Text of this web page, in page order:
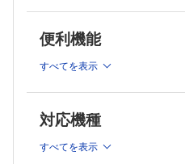
良】
11. マルチタスク学習による
階堂愛】
12. タンパク質言語モデルを活用
第3章 医薬品候補分子の作用機
鈴木絢子，鈴木 穣】
2. メトホルミン作用のオリエン
によるデータ駆動型の作用機序
3. LiP-MSが拓く構造変化に
4. メタボローム解析による
5. 画像駆動型共変動ネット
6. 「認知の律速」を突破
貴，丸山順一，金 博奕，
7. 希少疾患の創薬標的分
ランスクリプトームの融
便利機能
すべてを表示
対応機種
すべてを表示